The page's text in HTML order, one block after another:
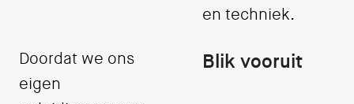
en techniek.
Doordat we ons
eigen
Blik vooruit